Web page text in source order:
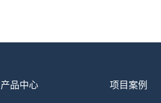
产品中心 项目案例